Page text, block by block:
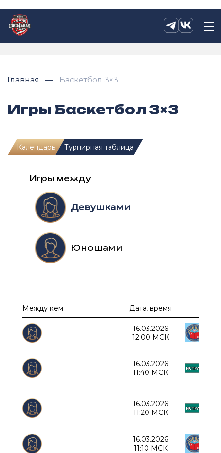
Главная Баскетбол 3×3
Игры Баскетбол 3×3
Календарь Турнирная таблица
Игры между
Девушками
Юношами
Между кем Дата, время
16.03.2026
12:00 МСК
16.03.2026
11:40 МСК
16.03.2026
11:20 МСК
16.03.2026
11:10 МСК